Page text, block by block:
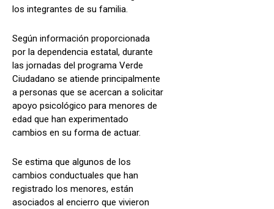
los integrantes de su familia.
Según información proporcionada
por la dependencia estatal, durante
las jornadas del programa Verde
Ciudadano se atiende principalmente
a personas que se acercan a solicitar
apoyo psicológico para menores de
edad que han experimentado
cambios en su forma de actuar.
Se estima que algunos de los
cambios conductuales que han
registrado los menores, están
asociados al encierro que vivieron